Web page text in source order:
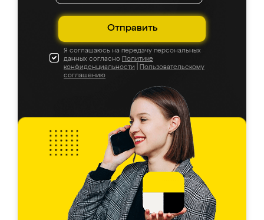
Отправить
Я соглашаюсь на передачу персональных
данных согласно Политике
конфиденциальности
Пользовательскому
соглашению